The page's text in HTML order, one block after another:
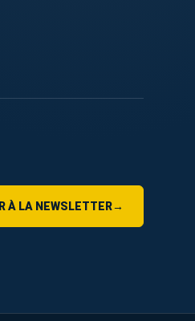
À LA NEWSLETTER→